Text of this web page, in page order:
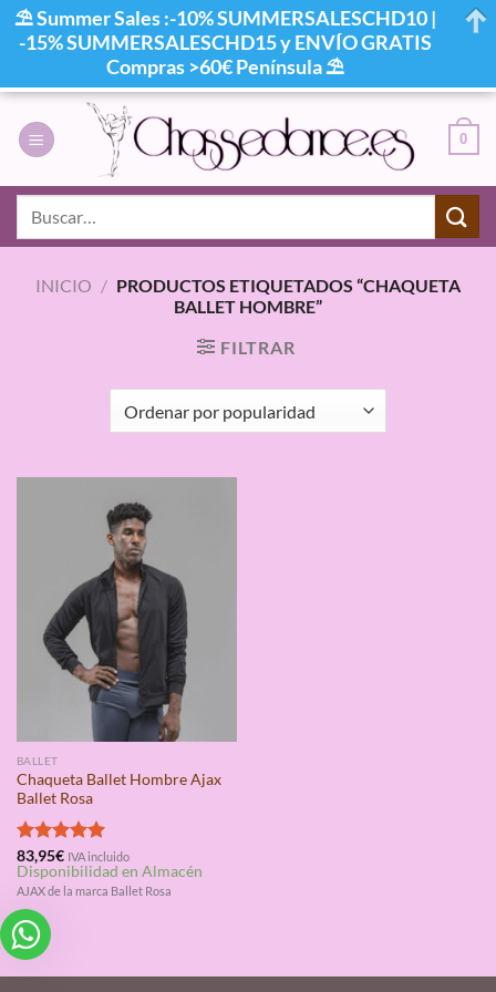
contenido
0
INICIO / PRODUCTOS ETIQUETADOS “CHAQUETA
BALLET HOMBRE”
FILTRAR
BALLET
Chaqueta Ballet Hombre Ajax
Ballet Rosa
Valorado
con5.00
de 5
83,95€ IVA incluido
Disponibilidad en Almacén
AJAX de la marca Ballet Rosa
⛱ Summer Sales :-10% SUMMERSALESCHD10 |
-15% SUMMERSALESCHD15 y ENVÍO GRATIS
Compras >60€ Península ⛱